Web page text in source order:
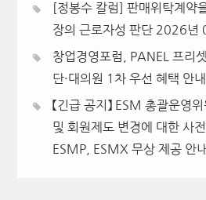
[정봉수 칼럼] 판매위탁계약
장의 근로자성 판단 2026년
창업경영포럼, PANEL 프리
단·대의원 1차 우선 혜택 안내
【긴급 공지】 ESM 총괄운영
및 회원제도 변경에 대한 사
ESMP, ESMX 무상 제공 안내